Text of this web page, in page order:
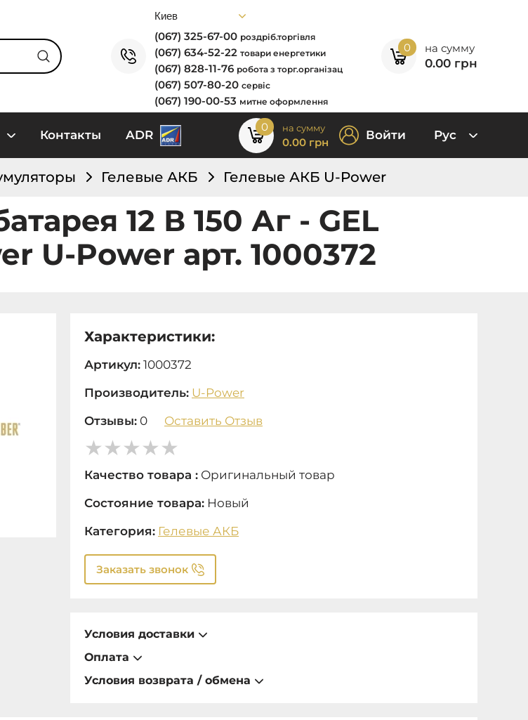
(067) 325-67-00 роздріб.торгівля
(067) 634-52-22 товари енергетики
(067) 828-11-76 робота з торг.організац
(067) 507-80-20 сервіс
(067) 190-00-53 митне оформлення
0 на сумму
0.00 грн
Контакты ADR
0 на сумму
0.00 грн Войти Рус
Гелевые АКБ Гелевые АКБ U-Power
12 В 150 Аг - GEL
U-Power арт. 1000372
Характеристики:
Артикул: 1000372
Производитель: U-Power
Отзывы: 0 Оставить Отзыв
Качество товара : Оригинальный товар
Состояние товара: Новый
Категория: Гелевые АКБ
Заказать звонок
Условия доставки
Оплата
Условия возврата / обмена